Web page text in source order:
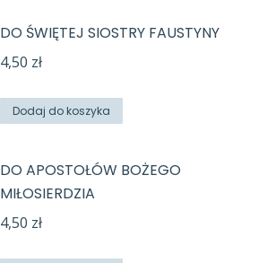
DO ŚWIĘTEJ SIOSTRY FAUSTYNY
4,50 zł
Dodaj do koszyka
DO APOSTOŁÓW BOŻEGO
MIŁOSIERDZIA
4,50 zł